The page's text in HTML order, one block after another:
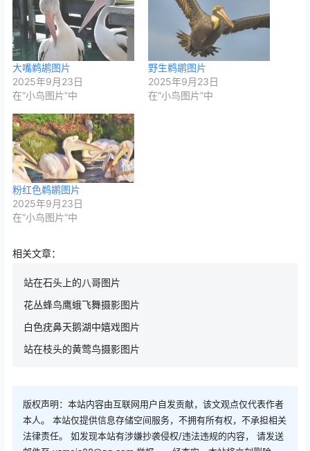
大嘴鹈鹕图片
2025年9月23日
在“小鸟图片”中
野生鹈鹕图片
2025年9月23日
在“小鸟图片”中
粉红色鹈鹕图片
2025年9月23日
在“小鸟图片”中
相关文章：
站在石头上的八哥图片
花丛蜂鸟鹰蛾飞舞摄影图片
白色疣鼻天鹅湖中嬉戏图片
站在枝头的黄莺鸟摄影图片
版权声明：本站内容由互联网用户自发贡献，该文观点仅代表作者
本人。 本站仅提供信息存储空间服务，不拥有所有权，不承担相关
法律责任。 如发现本站有涉嫌抄袭侵权/违法违规的内容， 请发送